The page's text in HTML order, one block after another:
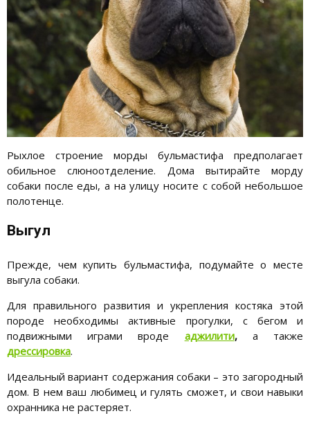
Рыхлое строение морды бульмастифа предполагает
обильное слюноотделение. Дома вытирайте морду
собаки после еды, а на улицу носите с собой небольшое
полотенце.
Выгул
Прежде, чем купить бульмастифа, подумайте о месте
выгула собаки.
Для правильного развития и укрепления костяка этой
породе необходимы активные прогулки, с бегом и
подвижными играми вроде аджилити, а также
дрессировка.
Идеальный вариант содержания собаки – это загородный
дом. В нем ваш любимец и гулять сможет, и свои навыки
охранника не растеряет.